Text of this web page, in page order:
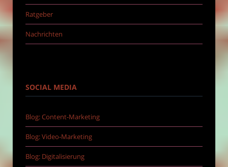
Ratgeber
Nachrichten
SOCIAL MEDIA
Blog: Content-Marketing
Blog: Video-Marketing
Blog: Digitalisierung